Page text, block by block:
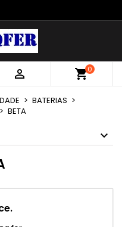
 shopping_cart0
BATERIAS
BETA
desejos ×
×
×
Criar lista de desejos
×
para guardar
Cancelar Entrar